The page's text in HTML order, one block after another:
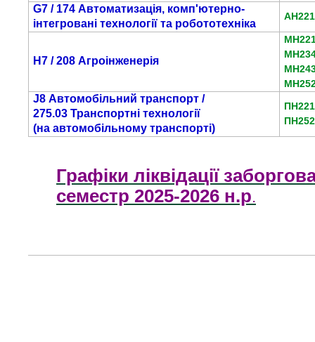
G7 / 174 Автоматизація, комп'ютерно-
інтегровані технології та робототехніка
АН221
H7 / 208 Агроінженерія
J8 Автомобільний транспорт /
275.03 Транспортні технології
(на автомобільному транспорті)
ПН221
Графіки ліквідації
семестр 2025-2026 н.р.